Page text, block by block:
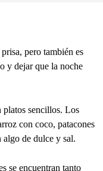
pero también es
y dejar que la noche
platos sencillos. Los
con coco, patacones
algo de dulce y sal.
se encuentran tanto